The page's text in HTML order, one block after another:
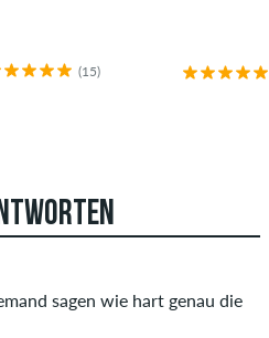
(15)
sagen wie hart genau die